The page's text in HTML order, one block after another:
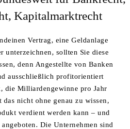
Kapitalmarktrecht
Vertrag, eine Geldanlage
unterzeichnen, sollten Sie diese
denn Angestellte von Banken
ausschließlich profitorientiert
die Milliardengewinne pro Jahr
das nicht ohne genau zu wissen,
verdient werden kann – und
Die Unternehmen sind